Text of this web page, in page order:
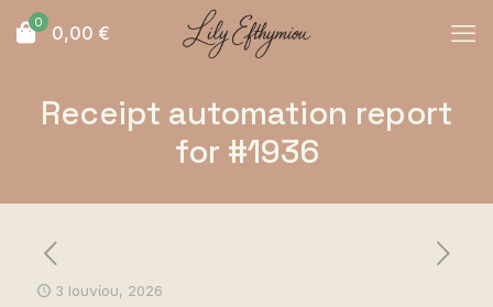
0 0,00 €
Receipt automation report
for #1936
3 Ιουνίου, 2026